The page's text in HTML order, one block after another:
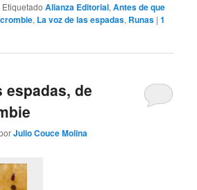
Etiquetado Alianza Editorial,Antes de que
, La voz de las espadas, Runas |1
espadas, de
Julio Couce Molina